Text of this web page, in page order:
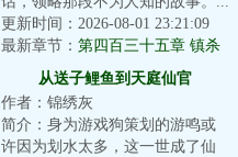
更新时间：2026-08-01 23:21:09
最新章节： 第四百三十五章 镇杀
尘世巨蟒，四灵宝镇四巫！
从送子鲤鱼到天庭仙官
作者：锦绣灰
简介：身为游戏狗策划的游鸣或
许因为划水太多，这一世成了仙